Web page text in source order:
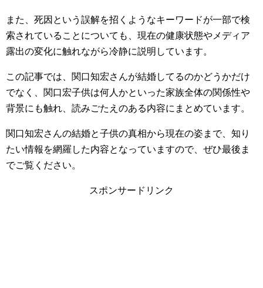
また、死因という誤解を招くようなキーワードが一部で検
索されていることについても、現在の健康状態やメディア
露出の変化に触れながら冷静に説明しています。
この記事では、関口知宏さんが結婚してるのかどうかだけ
でなく、関口宏子供は何人かといった家族全体の関係性や
背景にも触れ、読みごたえのある内容にまとめています。
関口知宏さんの結婚と子供の真相から現在の姿まで、知り
たい情報を網羅した内容となっていますので、ぜひ最後ま
でご覧ください。
スポンサードリンク